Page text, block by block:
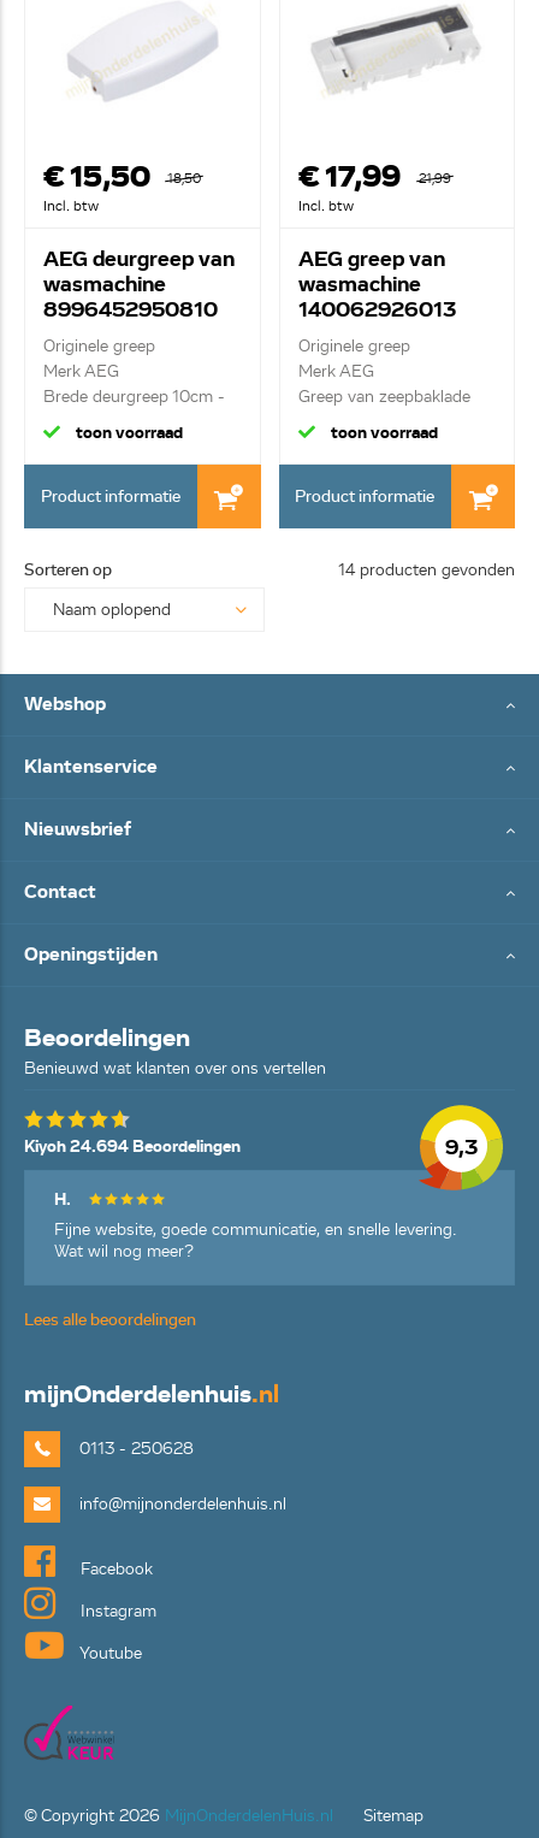
€ 15,50
18,50
Incl. btw
AEG deurgreep van
wasmachine
8996452950810
Originele greep
Merk AEG
Brede deurgreep 10cm -
wit-
toon voorraad
Product informatie
€ 17,99
21,99
Incl. btw
AEG greep van
wasmachine
140062926013
Originele greep
Merk AEG
Greep van zeepbaklade
toon voorraad
Product informatie
Sorteren op 14 producten gevonden
Webshop
Klantenservice
Nieuwsbrief
Contact
Openingstijden
Beoordelingen
Benieuwd wat klanten over ons vertellen
9,3
Kiyoh 24.694 Beoordelingen
H.
Fijne website, goede communicatie, en snelle levering.
Wat wil nog meer?
Lees alle beoordelingen
mijnOnderdelenhuis.nl
0113 - 250628
info@mijnonderdelenhuis.nl
Facebook
Instagram
Youtube
© Copyright 2026 MijnOnderdelenHuis.nl Sitemap